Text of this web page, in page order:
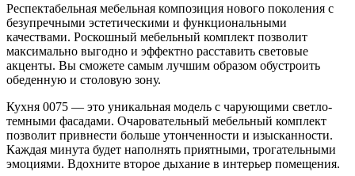
Респектабельная мебельная композиция нового поколения с
безупречными эстетическими и функциональными
качествами. Роскошный мебельный комплект позволит
максимально выгодно и эффектно расставить световые
акценты. Вы сможете самым лучшим образом обустроить
обеденную и столовую зону.
Кухня 0075 — это уникальная модель с чарующими светло-
темными фасадами. Очаровательный мебельный комплект
позволит привнести больше утонченности и изысканности.
Каждая минута будет наполнять приятными, трогательными
эмоциями. Вдохните второе дыхание в интерьер помещения.